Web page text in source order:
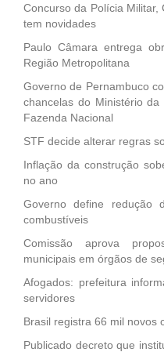
Concurso da Polícia Militar,
tem novidades
Paulo Câmara entrega
Região Metropolitana
Governo de Pernambuco
chancelas do Ministério
Fazenda Nacional
STF decide alterar regras
Inflação da construção
no ano
Governo define redução
combustíveis
Comissão aprova
municipais em órgãos de
Afogados: prefeitura
servidores
Brasil registra 66 mil novos
Publicado decreto que